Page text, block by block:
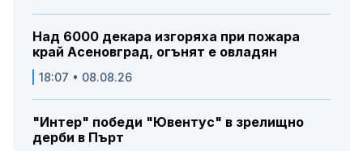
Над 6000 декара изгоряха при пожара
край Асеновград, огънят е овладян
18:07 • 08.08.26
"Интер" победи "Ювентус" в зрелищно
дерби в Пърт